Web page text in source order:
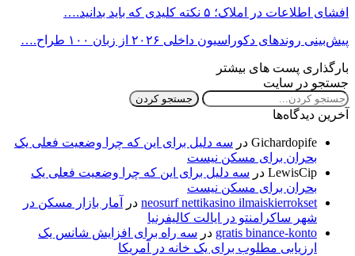
افشای اطلاعات در املاک؛ ۵ نکته کلیدی که باید بدانید.…
پیش‌بینی روندهای دکوراسیون داخلی ۲۰۲۶ از زبان ۱۰۰ طراح.…
بارگذاری پست های بیشتر
جستجو در سایت
آخرین دیدگاه‌ها
Gichardopife در سه دلیل برای این که چرا وضعیت فعلی یک
بحران برای مسکن نیست
LewisCip در سه دلیل برای این که چرا وضعیت فعلی یک
بحران برای مسکن نیست
neosurf nettikasino ilmaiskierrokset در
آمار بازار مسکن در
شهر ساکرامنتو در ایالت کالیفرنیا
gratis binance-konto در سه راه برای افزایش شانس یک
ارزیابی مطلوب برای یک خانه در آمریکا